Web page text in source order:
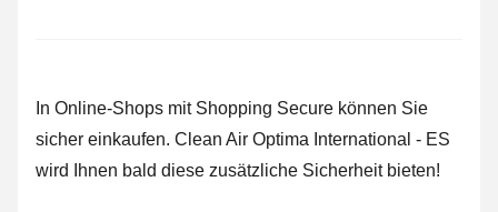
In Online-Shops mit Shopping Secure können Sie
sicher einkaufen. Clean Air Optima International - ES
wird Ihnen bald diese zusätzliche Sicherheit bieten!